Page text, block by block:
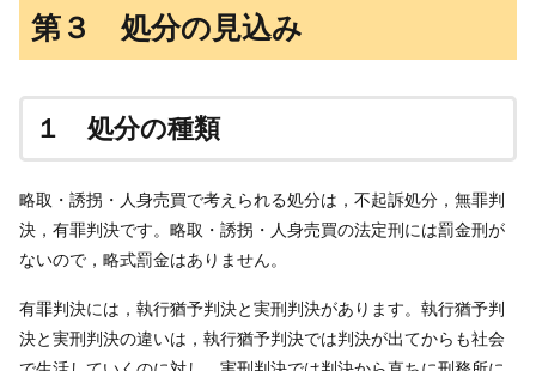
第３ 処分の見込み
１ 処分の種類
略取・誘拐・人身売買で考えられる処分は，不起訴処分，無罪判
決，有罪判決です。略取・誘拐・人身売買の法定刑には罰金刑が
ないので，略式罰金はありません。
有罪判決には，執行猶予判決と実刑判決があります。執行猶予判
決と実刑判決の違いは，執行猶予判決では判決が出てからも社会